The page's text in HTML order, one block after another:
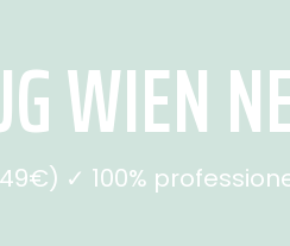
WIEN
✓ 100%